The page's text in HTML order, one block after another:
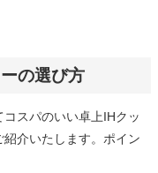
の選び方
スパのいい卓上IHクッ
介いたします。ポイン